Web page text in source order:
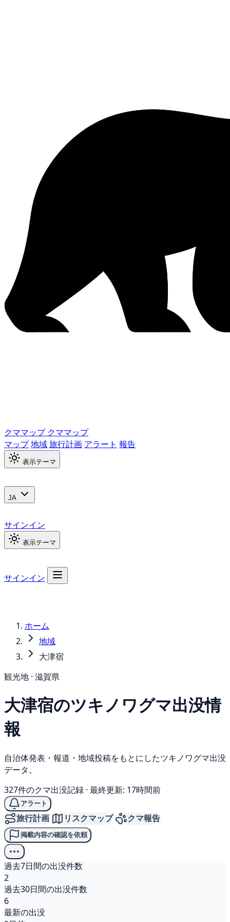
クママップ クママップ
マップ地域旅行計画 アラート 報告
表示テーマ
JA
サインイン
表示テーマ
サインイン
ホーム
地域
大津宿
観光地 · 滋賀県
大津宿のツキノワグマ出没情
報
自治体発表・報道・地域投稿をもとにしたツキノワグマ出没
データ。
327件のクマ出没記録 · 最終更新: 17時間前
アラート
旅行計画 リスクマップ クマ報告
掲載内容の確認を依頼
過去7日間の出没件数
2
過去30日間の出没件数
6
最新の出没